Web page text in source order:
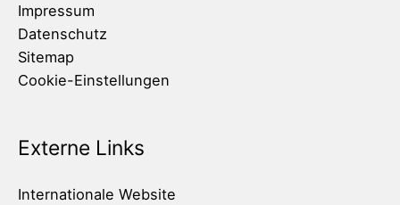
Impressum
Datenschutz
Sitemap
Cookie-Einstellungen
Externe Links
Internationale Website